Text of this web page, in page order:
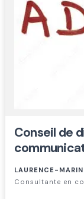
Conseil de
LAURENCE-
Consultante en